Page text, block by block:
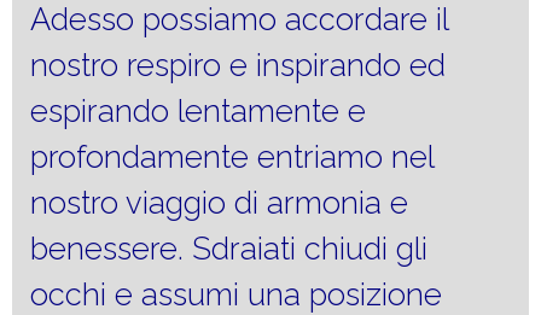
Adesso possiamo accordare il
nostro respiro e inspirando ed
espirando lentamente e
profondamente entriamo nel
nostro viaggio di armonia e
benessere. Sdraiati chiudi gli
occhi e assumi una posizione